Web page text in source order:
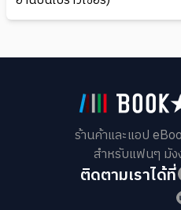
ร้านค้าและแอป
สำหรับแฟนๆ มัง
ติดตามเราได้ที่